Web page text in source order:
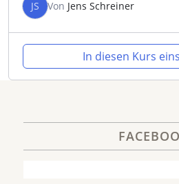
JS Von Jens Schreiner
In diesen Kurs